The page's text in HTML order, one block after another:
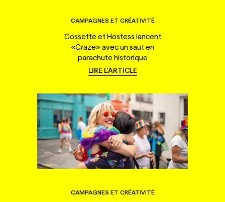
CAMPAGNES ET CRÉATIVITÉ
Cossette et Hostess lancent
«Craze» avec un saut en
parachute historique
LIRE L'ARTICLE
CAMPAGNES ET CRÉATIVITÉ